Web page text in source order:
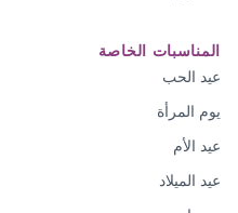
المناسبات الخاصة
عيد الحب
يوم المرأة
عيد الأم
عيد الميلاد